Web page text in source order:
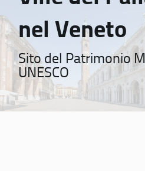
nel Veneto
Sito del Patrimonio
UNESCO